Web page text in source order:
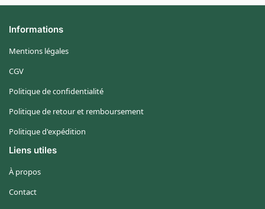
Informations
Mentions légales
CGV
Politique de confidentialité
Politique de retour et remboursement
Politique d'expédition
Liens utiles
À propos
Contact